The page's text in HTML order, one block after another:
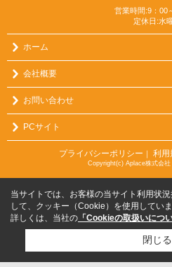
営業時間:9：00
定休日:水
ホーム
会社概要
お問い合わせ
PCサイト
プライバシーポリシー ｜ 利用
Copyright(c) Aplace株式会社
当サイトでは、お客様の当サイト利用状
して、クッキー（Cookie）を使用していま
詳しくは、当社の 「Cookieの取扱いについ
閉じる